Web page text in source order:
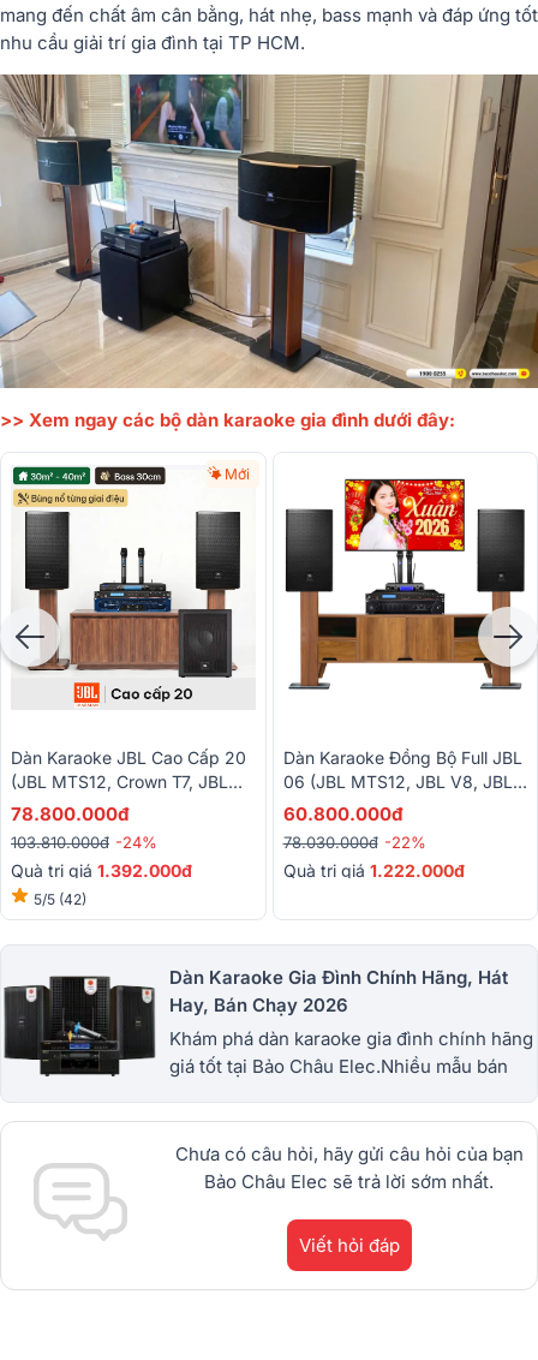
mang đến chất âm cân bằng, hát nhẹ, bass mạnh và đáp ứng tốt
nhu cầu giải trí gia đình tại TP HCM.
>> Xem ngay các bộ dàn karaoke gia đình dưới đây:
Mới
Dàn Karaoke JBL Cao Cấp 20
(JBL MTS12, Crown T7, JBL
VX9, JBL IRX115S, Baiervires
78.800.000đ
103.810.000đ -24%
Quà trị giá 1.392.000đ
5/5 (42)
Dàn Karaoke Đồng Bộ Full JBL
06 (JBL MTS12, JBL V8, JBL
VX9, JBL VM300)
60.800.000đ
78.030.000đ -22%
Quà trị giá 1.222.000đ
Dàn Karaoke Gia Đình Chính Hãng, Hát
Hay, Bán Chạy 2026
Khám phá dàn karaoke gia đình chính hãng
giá tốt tại Bảo Châu Elec.Nhiều mẫu bán
dBTechnologies, Philips Cao
Cấp.1900.0255
Chưa có câu hỏi, hãy gửi câu hỏi của bạn
Bảo Châu Elec sẽ trả lời sớm nhất.
Viết hỏi đáp